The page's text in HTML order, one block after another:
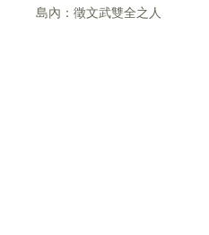
島內：徵文武雙全之人